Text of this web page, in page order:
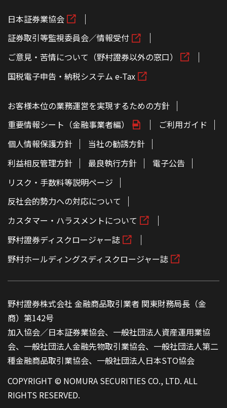
日本証券業協会
証券取引等監視委員会／情報受付
ご意見・苦情について（野村證券以外の窓口）
国税電子申告・納税システム e-Tax
お客様本位の業務運営を実現するための方針
重要情報シート（金融事業者編）
ご利用ガイド
個人情報保護方針
当社の勧誘方針
利益相反管理方針
最良執行方針
電子公告
リスク・手数料等説明ページ
反社会的勢力への対応について
カスタマー・ハラスメントについて
野村證券ディスクロージャー誌
野村ホールディングスディスクロージャー誌
野村證券株式会社 金融商品取引業者 関東財務局長（金
商）第142号
加入協会／日本証券業協会、一般社団法人資産運用業協
会、一般社団法人金融先物取引業協会、一般社団法人第二
種金融商品取引業協会、一般社団法人日本STO協会
COPYRIGHT © NOMURA SECURITIES CO., LTD. ALL
RIGHTS RESERVED.